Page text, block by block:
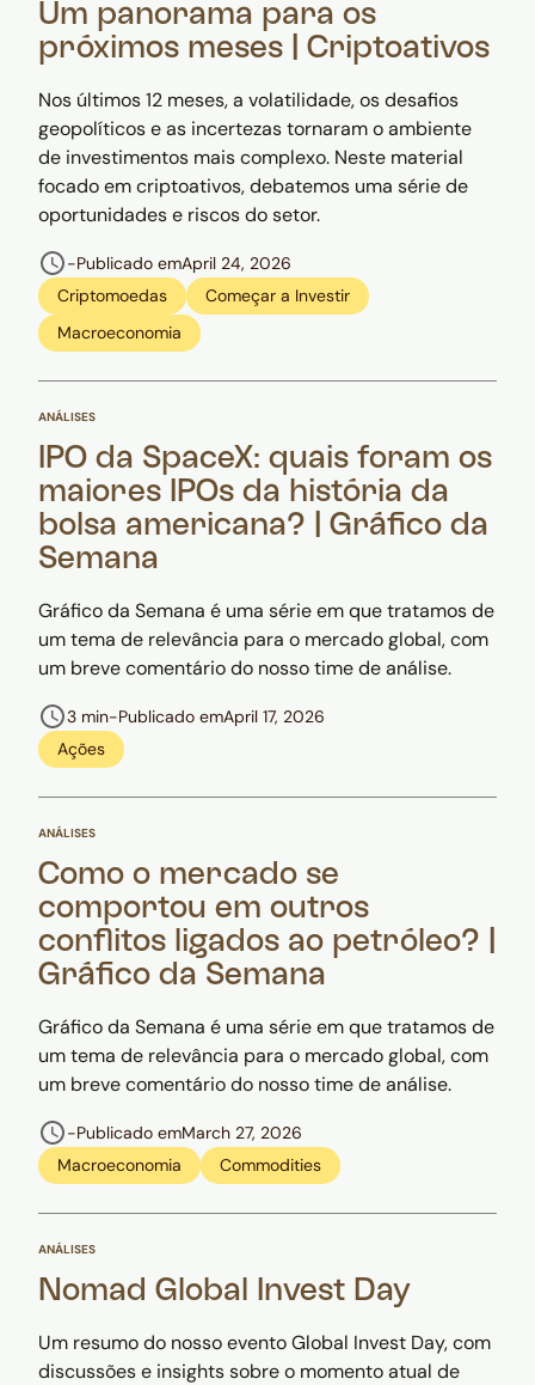
Um panorama para os
próximos meses | Criptoativos
Nos últimos 12 meses, a volatilidade, os desafios
geopolíticos e as incertezas tornaram o ambiente
de investimentos mais complexo. Neste material
focado em criptoativos, debatemos uma série de
oportunidades e riscos do setor.
-Publicado emApril 24, 2026
Criptomoedas
Começar a Investir
Macroeconomia
ANÁLISES
IPO da SpaceX: quais foram os
maiores IPOs da história da
bolsa americana? | Gráfico da
Semana
Gráfico da Semana é uma série em que tratamos de
um tema de relevância para o mercado global, com
um breve comentário do nosso time de análise.
3 min-Publicado emApril 17, 2026
Ações
ANÁLISES
Como o mercado se
comportou em outros
conflitos ligados ao petróleo? |
Gráfico da Semana
Gráfico da Semana é uma série em que tratamos de
um tema de relevância para o mercado global, com
um breve comentário do nosso time de análise.
-Publicado emMarch 27, 2026
Macroeconomia
Commodities
ANÁLISES
Nomad Global Invest Day
Um resumo do nosso evento Global Invest Day, com
discussões e insights sobre o momento atual de